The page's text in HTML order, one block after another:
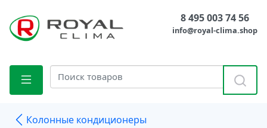
8 495 003 74 56
info@royal-clima.shop
Колонные кондиционеры